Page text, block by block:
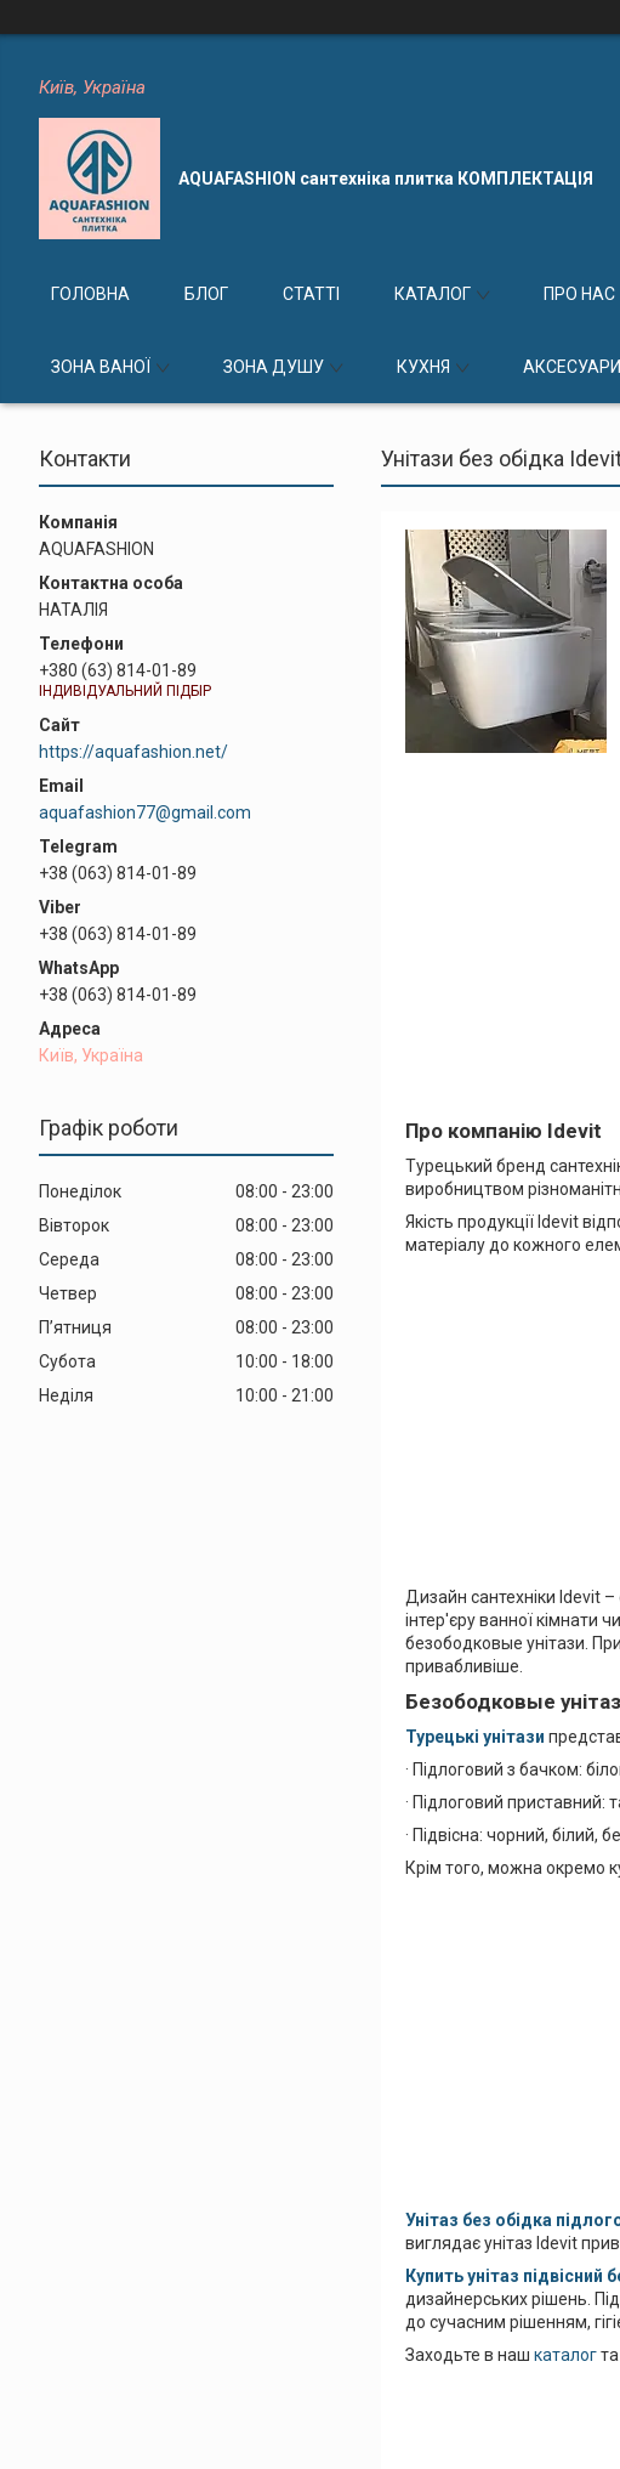
Київ, Україна
AQUAFASHION сантехніка плитка КОМПЛЕКТАЦІЯ
ГОЛОВНА БЛОГ СТАТТІ КАТАЛОГ ПРО НАС
ЗОНА ВАНОЇ ЗОНА ДУШУ КУХНЯ АКСЕСУАРИ
Контакти
AQUAFASHION
НАТАЛІЯ
+380 (63) 814-01-89
ІНДИВІДУАЛЬНИЙ ПІДБІР
https://aquafashion.net/
aquafashion77@gmail.com
+38 (063) 814-01-89
+38 (063) 814-01-89
+38 (063) 814-01-89
Київ, Україна
Графік роботи
Понеділок 08:00
23:00
Вівторок
08:00
23:00
Середа
08:00
23:00
Четвер
08:00
23:00
Пʼятниця
08:00
23:00
Субота
10:00
18:00
Неділя
10:00 21:00
Унітази без обідка
Про компанію Idevit
Турецький бренд
виробництвом
Якість продукції Idevit
матеріалу до кожного
Дизайн сантехніки Idevit
інтер'єру ванної кімнати
безободковые унітази.
привабливіше.
Безободковые
Турецькі унітази
· Підлоговий з бачком:
· Підлоговий приставний:
· Підвісна: чорний, білий,
Крім того, можна окремо
Унітаз без обідка
виглядає унітаз Idevit
Купить унітаз
дизайнерських рішень.
до сучасним рішенням,
Заходьте в наш каталогта